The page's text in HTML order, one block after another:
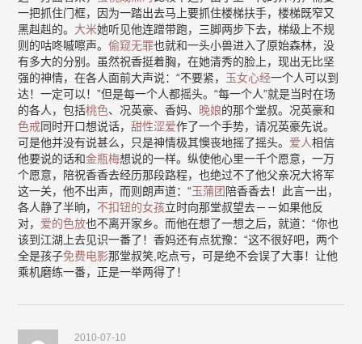
一把抓住门框，因为一踏出去马上要抓住楼梯扶手，楼梯既窄又
黑赳赳的。 大米她听见他连蹭带跑，三脚两步下去，梯级上不规
则的咕咚嘁嚓声。偷窥无罪也就和一头小兽进入了原始森林，没
有多大的分别。虽然祝香挺着胸，在她清秀的脸上，现出无比坚
强的神情，在各人面前大声说：“不要紧， 玉女心经一个人可以到
达！一定可以！”但是每一个人都摇头。“每一个人”就是当时在场
的各人，包括桃色、况英豪、香妈、 晚娘的那个堂叔。况英豪和
色戒同时开口想说话，甜性涩爱作了一个手势，请况英豪先说。
可是他并没有说甚么，只是神情极其懊丧地摇了摇头。 爱人相信
他要说的话和金瓶梅想说的一样。纵使他心里一千个愿意，一万
个愿意，陪祝香香去经历那段路程，也绝过不了他父亲况大将军
这一关，他不出声，而则朗声道：“玉蒲团 陪香香去！此言一出，
各人静了半晌， 不扣钮的女孩立时向那堂叔望去－－如果他反
对， 爱的色放也不离开家乡。而他在想了一想之后，就道：“你也
该到江湖上去见识一番了！香妈还有点犹豫：“这不很好吧，两个
全是孩子免费电影那堂叔笑,吃点亏，可是绝不会误了大事！让他
乘机磨练一番，正是一举两得了！
2010-07-10